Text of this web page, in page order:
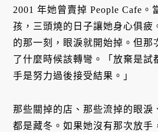
2001 年她曾賣掉 People Cafe。
孩，三頭燒的日子讓她身心俱疲
的那一刻，眼淚就開始掉。但那
了什麼時候該轉彎。「放棄是試
手是努力過後接受結果。」
那些關掉的店、那些流掉的眼淚
都是藏冬。如果她沒有那次放手